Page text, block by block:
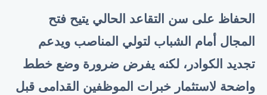
الحفاظ على سن التقاعد الحالي يتيح فتح
المجال أمام الشباب لتولي المناصب ويدعم
تجديد الكوادر، لكنه يفرض ضرورة وضع خطط
واضحة لاستثمار خبرات الموظفين القدامى قبل